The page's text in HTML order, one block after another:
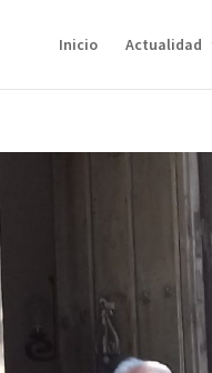
Inicio Actualidad